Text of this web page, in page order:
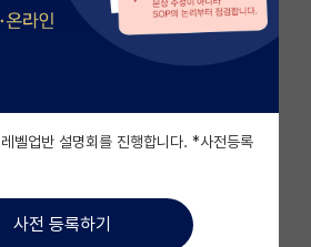
벨업반 설명회를 진행합니다. *사전등록
사전 등록하기